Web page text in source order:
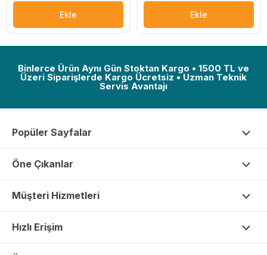
Ekle Ekle
Binlerce Ürün Aynı Gün Stoktan Kargo • 1500 TL ve
Üzeri Siparişlerde Kargo Ücretsiz • Uzman Teknik
Servis Avantajı
Popüler Sayfalar
Öne Çıkanlar
Müşteri Hizmetleri
Hızlı Erişim